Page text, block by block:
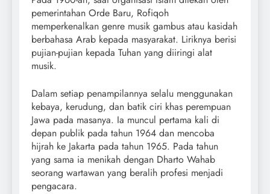
pemerintahan Orde Baru, Rofiqoh
memperkenalkan genre musik gambus atau kasidah
berbahasa Arab kepada masyarakat. Liriknya berisi
pujian-pujian kepada Tuhan yang diiringi alat
musik.
Dalam setiap penampilannya selalu menggunakan
kebaya, kerudung, dan batik ciri khas perempuan
Jawa pada masanya. Ia muncul pertama kali di
depan publik pada tahun 1964 dan mencoba
hijrah ke Jakarta pada tahun 1965. Pada tahun
yang sama ia menikah dengan Dharto Wahab
seorang wartawan yang beralih profesi menjadi
pengacara.